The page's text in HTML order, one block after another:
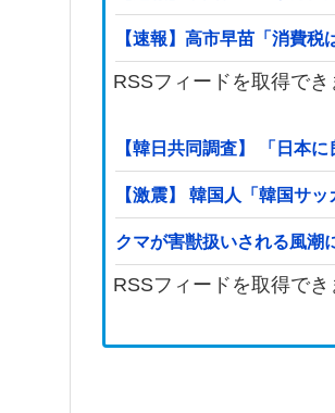
【速報】高市早苗「消費
RSSフィードを取得でき
【韓日共同調査】 「日本
【激震】 韓国人「韓国サ
クマが害獣扱いされる風
RSSフィードを取得でき